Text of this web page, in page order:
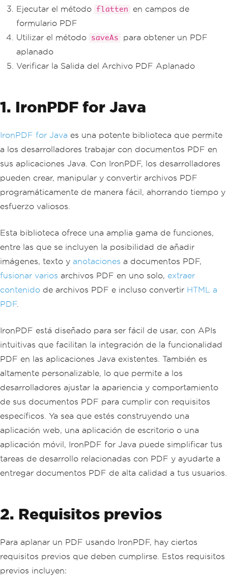
Ejecutar el método
flatten
en campos de
formulario PDF
Utilizar el método
saveAs
para obtener un PDF
aplanado
Verificar la Salida del Archivo PDF Aplanado
1. IronPDF for Java
IronPDF for Java es una potente biblioteca que permite
a los desarrolladores trabajar con documentos PDF en
sus aplicaciones Java. Con IronPDF, los desarrolladores
pueden crear, manipular y convertir archivos PDF
programáticamente de manera fácil, ahorrando tiempo y
esfuerzo valiosos.
Esta biblioteca ofrece una amplia gama de funciones,
entre las que se incluyen la posibilidad de añadir
imágenes, texto y anotaciones a documentos PDF,
fusionar varios archivos PDF en uno solo, extraer
contenido de archivos PDF e incluso convertir HTML a
PDF.
IronPDF está diseñado para ser fácil de usar, con APIs
intuitivas que facilitan la integración de la funcionalidad
PDF en las aplicaciones Java existentes. También es
altamente personalizable, lo que permite a los
desarrolladores ajustar la apariencia y comportamiento
de sus documentos PDF para cumplir con requisitos
específicos. Ya sea que estés construyendo una
aplicación web, una aplicación de escritorio o una
aplicación móvil, IronPDF for Java puede simplificar tus
tareas de desarrollo relacionadas con PDF y ayudarte a
entregar documentos PDF de alta calidad a tus usuarios.
2. Requisitos previos
Para aplanar un PDF usando IronPDF, hay ciertos
requisitos previos que deben cumplirse. Estos requisitos
previos incluyen: